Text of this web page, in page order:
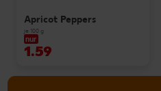
Apricot Peppers
je 100 g
nur
1.59